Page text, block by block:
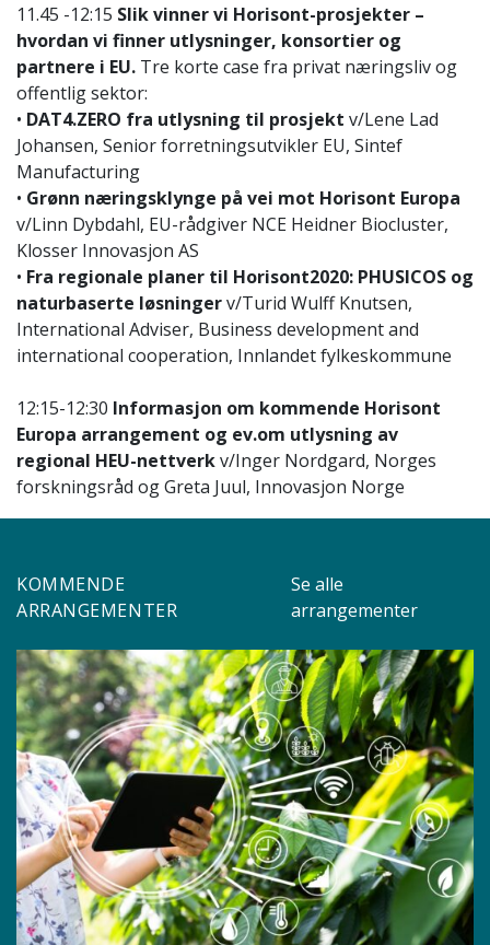
11.45 -12:15 Slik vinner vi Horisont-prosjekter –
hvordan vi finner utlysninger, konsortier og
partnere i EU. Tre korte case fra privat næringsliv og
offentlig sektor:
• DAT4.ZERO fra utlysning til prosjekt v/Lene Lad
Johansen, Senior forretningsutvikler EU, Sintef
Manufacturing
• Grønn næringsklynge på vei mot Horisont Europa
v/Linn Dybdahl, EU-rådgiver NCE Heidner Biocluster,
Klosser Innovasjon AS
• Fra regionale planer til Horisont2020: PHUSICOS og
naturbaserte løsningerv/Turid Wulff Knutsen,
International Adviser, Business development and
international cooperation, Innlandet fylkeskommune
12:15-12:30 Informasjon om kommende Horisont
Europa arrangement og ev.om utlysning av
regional HEU-nettverkv/Inger Nordgard, Norges
forskningsråd og Greta Juul, Innovasjon Norge
KOMMENDE
ARRANGEMENTER
Se alle
arrangementer